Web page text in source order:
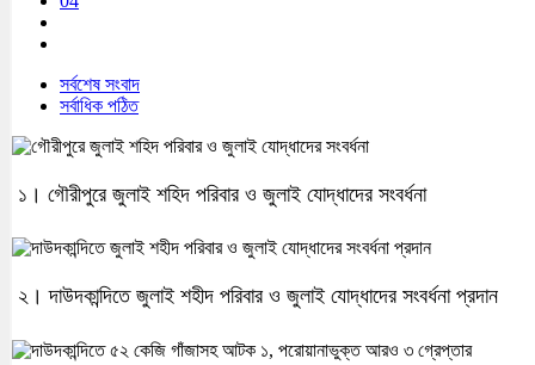
সর্বশেষ সংবাদ
সর্বাধিক পঠিত
১। গৌরীপুরে জুলাই শহিদ পরিবার ও জুলাই যোদ্ধাদের সংবর্ধনা
২। দাউদকান্দিতে জুলাই শহীদ পরিবার ও জুলাই যোদ্ধাদের সংবর্ধনা প্রদান